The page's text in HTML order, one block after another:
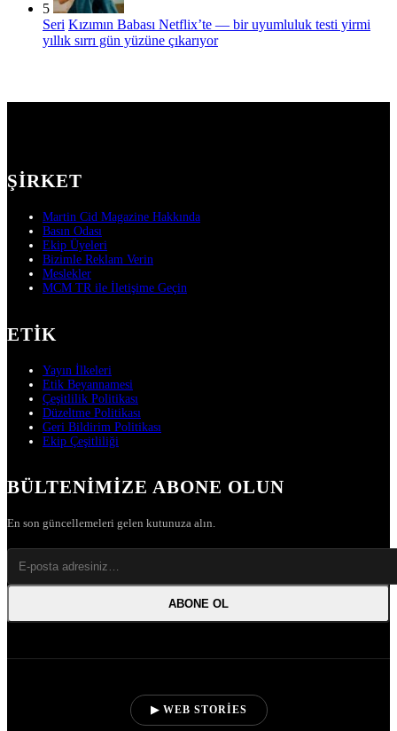
5
Seri Kızımın Babası Netflix’te — bir uyumluluk testi yirmi
yıllık sırrı gün yüzüne çıkarıyor
ŞIRKET
Martin Cid Magazine Hakkında
Basın Odası
Ekip Üyeleri
Bizimle Reklam Verin
Meslekler
MCM TR ile İletişime Geçin
ETIK
Yayın İlkeleri
Etik Beyannamesi
Çeşitlilik Politikası
Düzeltme Politikası
Geri Bildirim Politikası
Ekip Çeşitliliği
BÜLTENIMIZE ABONE OLUN
En son güncellemeleri gelen kutunuza alın.
ABONE OL
▶ WEB STORIES